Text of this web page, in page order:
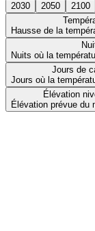
2030 2050
2100
Hausse de la
Nuits où la
Jours de
Jours où la
Élévation
Élévation prévue du